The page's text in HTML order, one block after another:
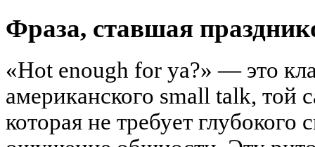
Фраза, ставшая
«Hot enough for ya?» — это
американского small talk, той
которая не требует глубокого